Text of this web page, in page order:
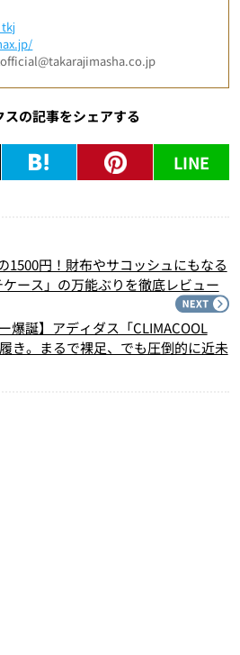
スの記事をシェアする
LINE
1500円！財布やサコッシュにもなる
ース」の万能ぶりを徹底レビュー
爆誕】アディダス「CLIMACOOL
き。まるで裸足、でも圧倒的に近未